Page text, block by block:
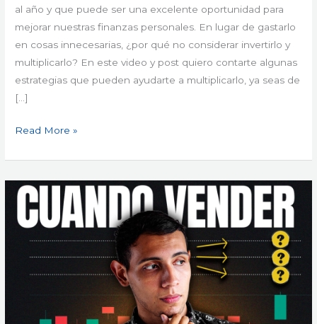
al año y que puede ser una excelente oportunidad para
mejorar nuestras finanzas personales. En lugar de gastarlo
en cosas innecesarias, ¿por qué no considerar invertirlo y
multiplicarlo? En este video y post quiero contarte algunas
estrategias que pueden ayudarte a multiplicarlo, ya seas de
[…]
Read More »
5
Formas
Secretas
para
Decidir
Cuándo